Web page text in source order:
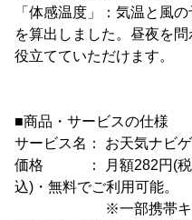
「体感温度」：気温と風
を算出しました。昼夜を
役立てていただけます。
■商品・サービスの仕様
サービス名： お天気ナビ
価格 ： 月額282円(税込
込)・無料でご利用可能。
※一部携帯キャリア